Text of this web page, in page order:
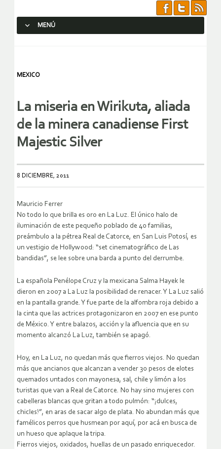
MENÚ
MEXICO
La miseria en Wirikuta, aliada
de la minera canadiense First
Majestic Silver
8 DICIEMBRE, 2011
Mauricio Ferrer
No todo lo que brilla es oro en La Luz. El único halo de
iluminación de este pequeño poblado de 40 familias,
preámbulo a la pétrea Real de Catorce, en San Luis Potosí, es
un vestigio de Hollywood: “set cinematográfico de Las
bandidas”, se lee sobre una barda a punto del derrumbe.
La española Penélope Cruz y la mexicana Salma Hayek le
dieron en 2007 a La Luz la posibilidad de renacer. Y La Luz salió
en la pantalla grande. Y fue parte de la alfombra roja debido a
la cinta que las actrices protagonizaron en 2007 en ese punto
de México. Y entre balazos, acción y la afluencia que en su
momento alcanzó La Luz, también se apagó.
Hoy, en La Luz, no quedan más que fierros viejos. No quedan
más que ancianos que alcanzan a vender 30 pesos de elotes
quemados untados con mayonesa, sal, chile y limón a los
turistas que van a Real de Catorce. No hay sino mujeres con
cabelleras blancas que gritan a todo pulmón: “¡dulces,
chicles!”, en aras de sacar algo de plata. No abundan más que
famélicos perros que husmean por aquí, por acá en busca de
un hueso que aplaque la tripa.
Fierros viejos, oxidados, huellas de un pasado enriquecedor.